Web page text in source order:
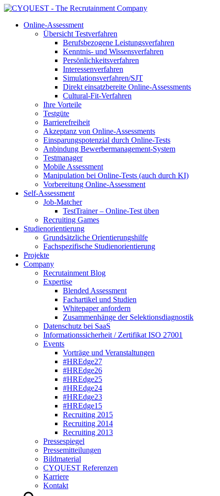
Online-Assessment
Übersicht Testverfahren
Berufsbezogene Leistungsverfahren
Kenntnis- und Wissensverfahren
Persönlichkeitsverfahren
Interessenverfahren
Simulationsverfahren/SJT
Direkt einsatzbereite Online-Assessments
Cultural-Fit-Verfahren
Ihre Vorteile
Testgüte
Barrierefreiheit
Akzeptanz von Online-Assessments
Einsparungspotenzial durch Online-Tests
Anbindung Bewerbermanagement-System
Testmanager
Mobile Assessment
Manipulation bei Online-Tests (auch durch KI)
Vorbereitung Online-Assessment
Self-Assessment
Job-Matcher
TestTrainer – Online-Test üben
Recruiting Games
Studienorientierung
Grundsätzliche Orientierungshilfe
Fachspezifische Studienorientierung
Projekte
Company
Recrutainment Blog
Expertise
Blended Assessment
Fachartikel und Studien
Whitepaper anfordern
Zusammenhänge der Selektionsdiagnostik
Datenschutz bei SaaS
Informationssicherheit / Zertifikat ISO 27001
Events
Vorträge und Veranstaltungen
#HREdge27
#HREdge26
#HREdge25
#HREdge24
#HREdge23
#HREdge15
Recruiting 2015
Recruiting 2014
Recruiting 2013
Pressespiegel
Pressemitteilungen
Bildmaterial
CYQUEST Referenzen
Karriere
Kontakt